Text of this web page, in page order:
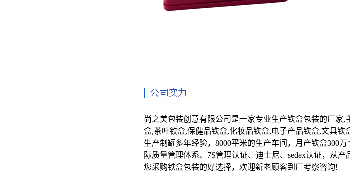
尚之美包装创意有限公司是一家专业生产铁盒包装的厂家,
盒,茶叶铁盒,保健品铁盒,化妆品铁盒,电子产品铁盒,文具铁
生产制罐多年经验，8000平米的生产车间，月产铁盒300万
际质量管理体系、7S管理认证、迪士尼、sedex认证，从
您采购铁盒包装的好选择，欢迎新老顾客到厂考察咨询!